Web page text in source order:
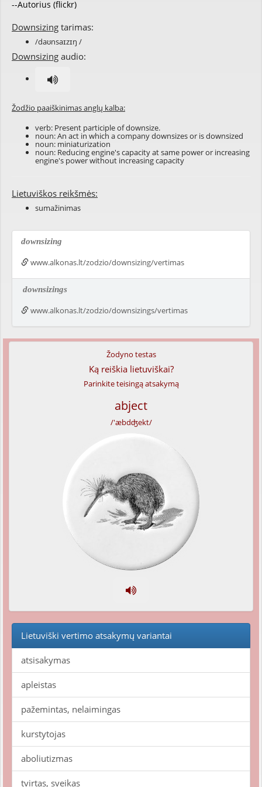
--Autorius (flickr)
Downsizing tarimas:
/daʊnsaɪzɪŋ /
Downsizing audio:
Žodžio paaiškinimas anglų kalba:
verb: Present participle ofdownsize.
noun: An act in which a companydownsizesor is downsized
noun: miniaturization
noun: Reducing engine's capacity at same power or increasing
engine's power without increasing capacity
Lietuviškos reikšmės:
sumažinimas
downsizing
www.alkonas.lt/zodzio/downsizing/vertimas
downsizings
www.alkonas.lt/zodzio/downsizings/vertimas
Žodyno testas
Ką reiškia lietuviškai?
Parinkite teisingą atsakymą
abject
/'æbdʤekt/
Lietuviški vertimo atsakymų variantai
atsisakymas
apleistas
pažemintas, nelaimingas
kurstytojas
aboliutizmas
tvirtas, sveikas